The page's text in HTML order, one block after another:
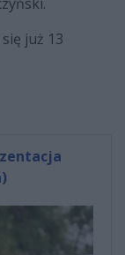
już 13